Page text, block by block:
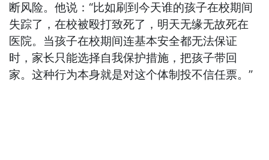
断风险。他说：“比如刷到今天谁的孩子在校期间
失踪了，在校被殴打致死了，明天无缘无故死在
医院。当孩子在校期间连基本安全都无法保证
时，家长只能选择自我保护措施，把孩子带回
家。这种行为本身就是对这个体制投不信任票。”